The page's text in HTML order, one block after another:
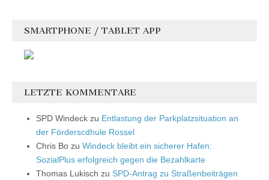
SMARTPHONE / TABLET APP
LETZTE KOMMENTARE
SPD Windeck zu Entlastung der Parkplatzsituation an
der Förderscdhule Rossel
Chris Bo zu Windeck bleibt ein sicherer Hafen:
SozialPlus erfolgreich gegen die Bezahlkarte
Thomas Lukisch zu SPD-Antrag zu Straßenbeiträgen